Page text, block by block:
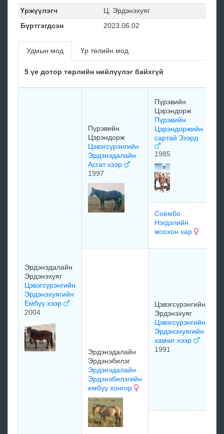
Үржүүлэгч
Ц. Эрдэнэхуяг
Бүртгэгдсэн
2023.06.02
Удмын мод Үр төлийн мод
5 үе дотор төрлийн нийлүүлэг байхгүй
Эрдэнэдалайн
Эрдэнэхуяг
Цэвэгсүрэнгийн
Эрдэнэхуягийн
Ембүү хээр
2004
Пүрэвийн
Цэрэндорж
Цэвэгсүрэнгийн
Эрдэнэдалайн
Асгат хээр
1997
Пүрэвийн
Цэрэндорж
Пүрэвийн
Цэрэндоржийн
сартай Зээрд
1985
Соёмбо
Нэгдэлийн
жоохон хар
Эрдэнэдалайн
Эрдэнэбилэг
Эрдэнэдалайн
Эрдэнэбилэгийн
ембүү хонгор
Цэвэгсүрэнгийн
Эрдэнэхуяг
Цэвэгсүрэнгийн
Эрдэнэхуягийн
хавчиг хээр
1991